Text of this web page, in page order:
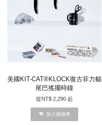
美國KIT-CAT®KLOCK復古菲力貓
尾巴搖擺時鐘
從NT$ 2,290 起
加入購物車